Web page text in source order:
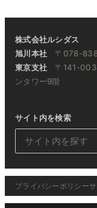
株式会社ルシダス
旭川本社 〒078-
東京支社 〒141-
ンタワー9階
サイト内を検索
プライバシーポリシー